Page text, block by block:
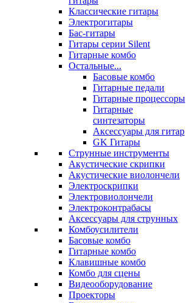
Классические гитары
Электрогитары
Бас-гитары
Гитары серии Silent
Гитарные комбо
Остальные...
Басовые комбо
Гитарные педали
Гитарные процессоры
Гитарные
синтезаторы
Аксессуары для гитар
GK Гитары
Струнные инструменты
Акустические скрипки
Акустические виолончели
Электроскрипки
Электровиолончели
Электроконтрабасы
Аксессуары для струнных
Комбоусилители
Басовые комбо
Гитарные комбо
Клавишные комбо
Комбо для сцены
Видеооборудование
Проекторы